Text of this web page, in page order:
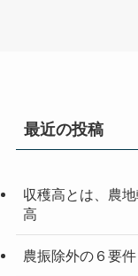
最近の投稿
収穫高とは、農
高
農振除外の６要件